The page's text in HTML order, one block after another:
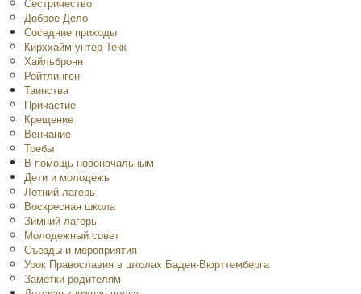
Доброе Дело
Соседние приходы
Кирххайм-унтер-Текк
Хайльбронн
Ройтлинген
Таинства
Причастие
Крещение
Венчание
Требы
В помощь новоначальным
Дети и молодежь
Летний лагерь
Воскресная школа
Зимний лагерь
Молодежный совет
Съезды и мероприятия
Урок Православия в школах Баден-Вюрттемберга
Заметки родителям